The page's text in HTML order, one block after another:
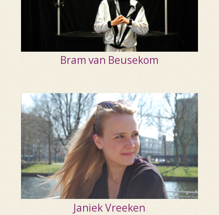
Bram van Beusekom
Janiek Vreeken